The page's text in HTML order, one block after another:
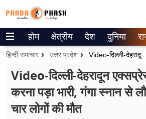
Trending on Google News
वेब स्टोरीज
उत्तर प्रदेश
होम क्षेत्रीय देश दुनिया
हिन्दी समाचार उत्तर प्रदेश
Video-दिल्ली-देहरादून
करना पड़ा भारी, गंगा स्नान से
चार लोगों की मौत